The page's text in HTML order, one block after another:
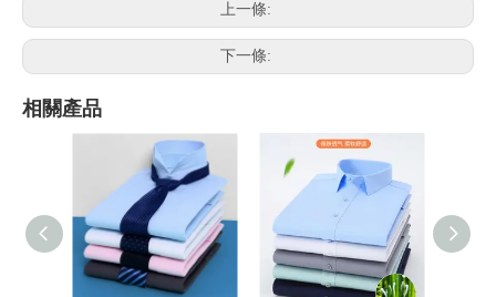
上一條:
下一條:
相關產品